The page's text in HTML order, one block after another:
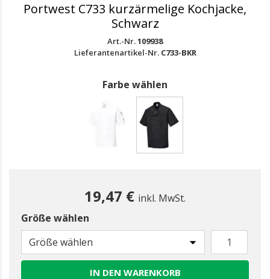
Portwest C733 kurzärmelige Kochjacke,
Schwarz
Art.-Nr.109938
Lieferantenartikel-Nr. C733-BKR
Farbe wählen
19,47 € inkl. MwSt.
Größe wählen
Größe wählen
IN DEN WARENKORB